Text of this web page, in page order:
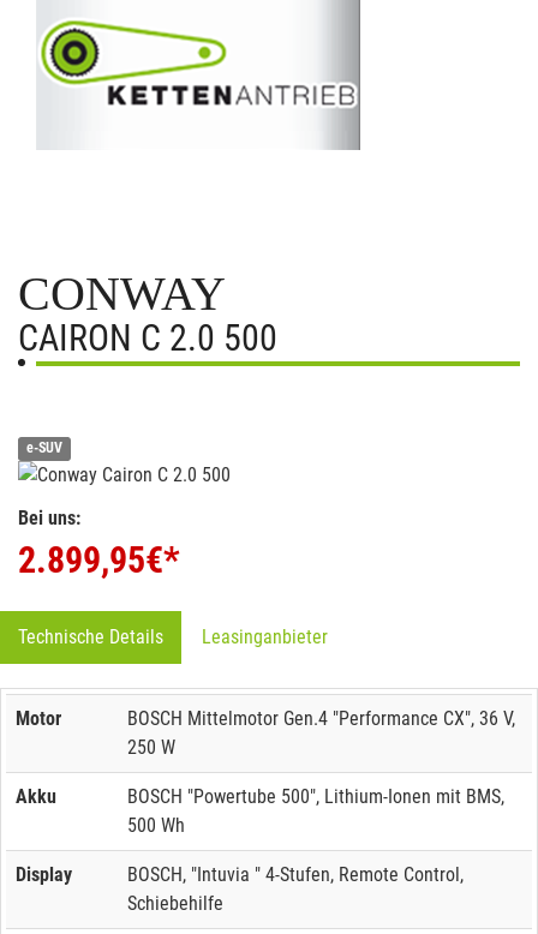
CONWAY
CAIRON C 2.0 500
e-SUV
Bei uns:
2.899,95€*
Technische Details Leasinganbieter
Motor
BOSCH Mittelmotor Gen.4 "Performance CX", 36 V,
250 W
Akku
BOSCH "Powertube 500", Lithium-Ionen mit BMS,
500 Wh
Display
BOSCH, "Intuvia " 4-Stufen, Remote Control,
Schiebehilfe